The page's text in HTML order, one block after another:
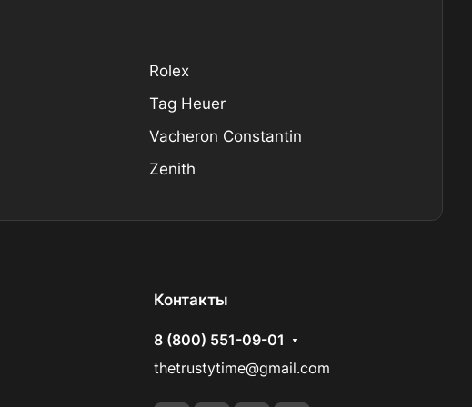
Rolex
Tag Heuer
Vacheron Constantin
Zenith
Контакты
8 (800) 551-09-01
thetrustytime@gmail.com